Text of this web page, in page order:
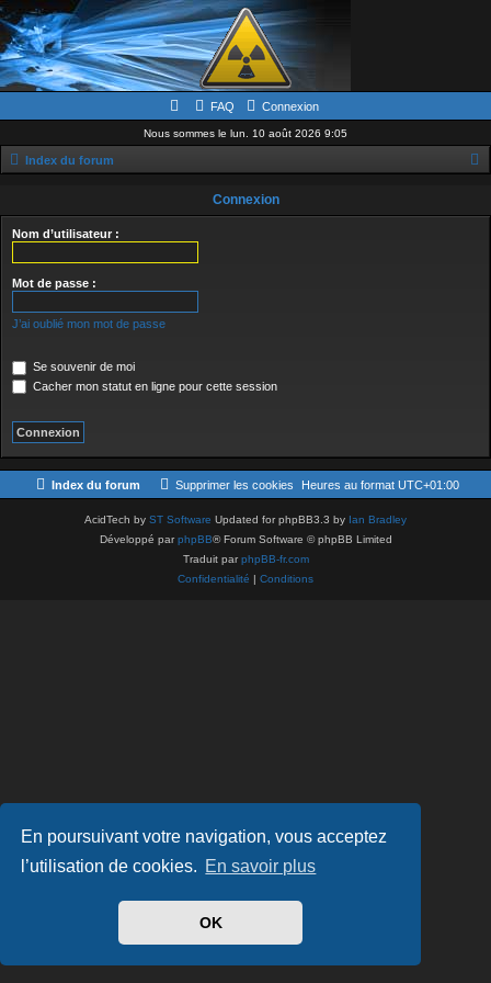
En poursuivant votre navigation, vous acceptez
l’utilisation de cookies. En savoir plus
OK
FAQ Connexion
Nous sommes le lun. 10 août 2026 9:05
Index du forum
Connexion
Nom d’utilisateur :
Mot de passe :
J’ai oublié mon mot de passe
Se souvenir de moi
Cacher mon statut en ligne pour cette session
Index du forum Heures au format UTC+01:00
Supprimer les cookies
AcidTech by ST Software Updated for phpBB3.3 by Ian Bradley
Développé parphpBB® Forum Software © phpBB Limited
Traduit parphpBB-fr.com
Confidentialité | Conditions